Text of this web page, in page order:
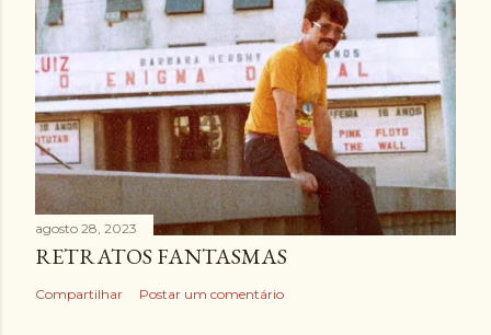
agosto 28, 2023
RETRATOS FANTASMAS
Compartilhar Postar um comentário